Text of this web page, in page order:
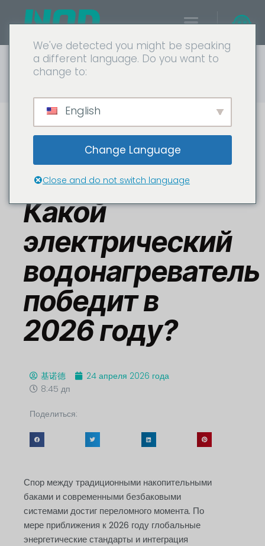
Главная Блоги
Водонагреватель
Бак против безрезервуара: Какой электрический
Бак против
безрезервуара:
Какой
электрический
водонагреватель
победит в
2026 году?
基诺德
24 апреля 2026 года
8:45 дп
Поделиться:
Спор между традиционными накопительными
баками и современными безбаковыми
системами достиг переломного момента. По
мере приближения к 2026 году глобальные
энергетические стандарты и интеграция
We've detected you might be speaking
a different language. Do you want to
change to:
English
Change Language
Close and do not switch language